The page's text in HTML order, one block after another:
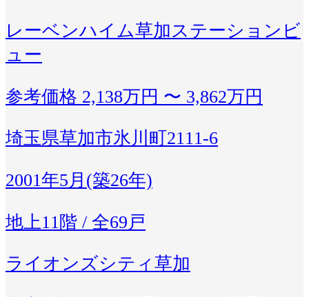
レーベンハイム草加ステーションビ
ュー
参考価格 2,138万円 〜 3,862万円
埼玉県草加市氷川町2111-6
2001年5月(築26年)
地上11階 / 全69戸
ライオンズシティ草加